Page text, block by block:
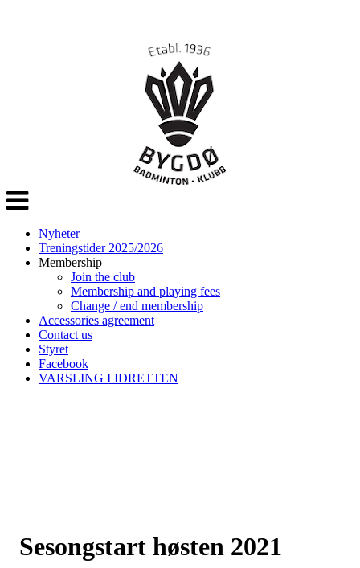
Veksle
navigasjon
Nyheter
Treningstider 2025/2026
Membership
Join the club
Membership and playing fees
Change / end membership
Accessories agreement
Contact us
Styret
Facebook
VARSLING I IDRETTEN
Sesongstart høsten 2021